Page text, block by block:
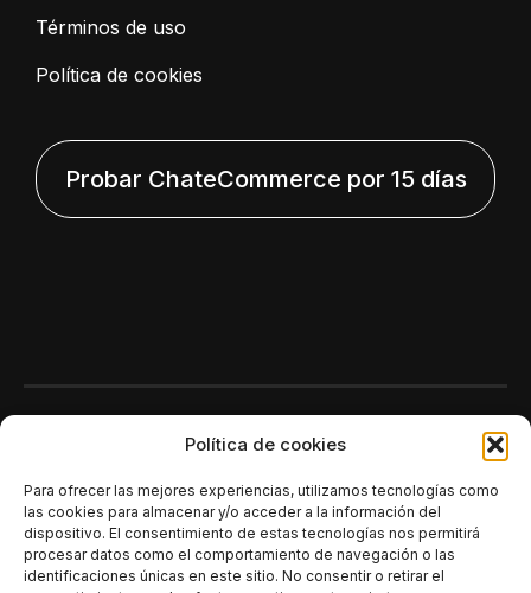
Polí­tica de cookies
Para ofrecer las mejores experiencias, utilizamos tecnologías como
las cookies para almacenar y/o acceder a la información del
dispositivo. El consentimiento de estas tecnologías nos permitirá
procesar datos como el comportamiento de navegación o las
identificaciones únicas en este sitio. No consentir o retirar el
Términos de uso
Política de cookies
Probar ChateCommerce por 15 días